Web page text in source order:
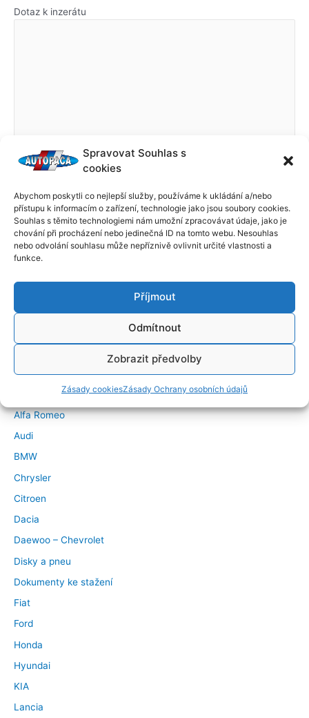
Spravovat Souhlas s
cookies
Abychom poskytli co nejlepší služby, používáme k ukládání a/nebo
přístupu k informacím o zařízení, technologie jako jsou soubory cookies.
Souhlas s těmito technologiemi nám umožní zpracovávat údaje, jako je
chování při procházení nebo jedinečná ID na tomto webu. Nesouhlas
nebo odvolání souhlasu může nepříznivě ovlivnit určité vlastnosti a
funkce.
Příjmout
Odmítnout
Zobrazit předvolby
Zásady cookiesZásady Ochrany osobních údajů
Dotaz k inzerátu
←Předchozí Příspěvek Další Příspěvek→
Značky vozidel
Alfa Romeo
Audi
BMW
Chrysler
Citroen
Dacia
Daewoo – Chevrolet
Disky a pneu
Dokumenty ke stažení
Fiat
Ford
Honda
Hyundai
KIA
Lancia